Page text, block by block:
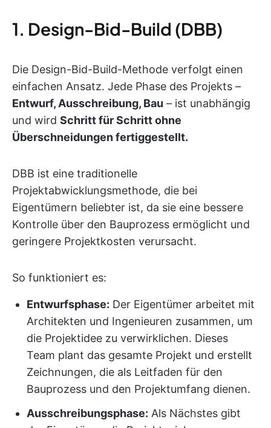
1. Design-Bid-Build (DBB)
Die Design-Bid-Build-Methode verfolgt einen
einfachen Ansatz. Jede Phase des Projekts –
Entwurf, Ausschreibung, Bau – ist unabhängig
und wird Schritt für Schritt ohne
Überschneidungen fertiggestellt.
DBB ist eine traditionelle
Projektabwicklungsmethode, die bei
Eigentümern beliebter ist, da sie eine bessere
Kontrolle über den Bauprozess ermöglicht und
geringere Projektkosten verursacht.
So funktioniert es:
Entwurfsphase: Der Eigentümer arbeitet mit
Architekten und Ingenieuren zusammen, um
die Projektidee zu verwirklichen. Dieses
Team plant das gesamte Projekt und erstellt
Zeichnungen, die als Leitfaden für den
Bauprozess und den Projektumfang dienen.
Ausschreibungsphase: Als Nächstes gibt